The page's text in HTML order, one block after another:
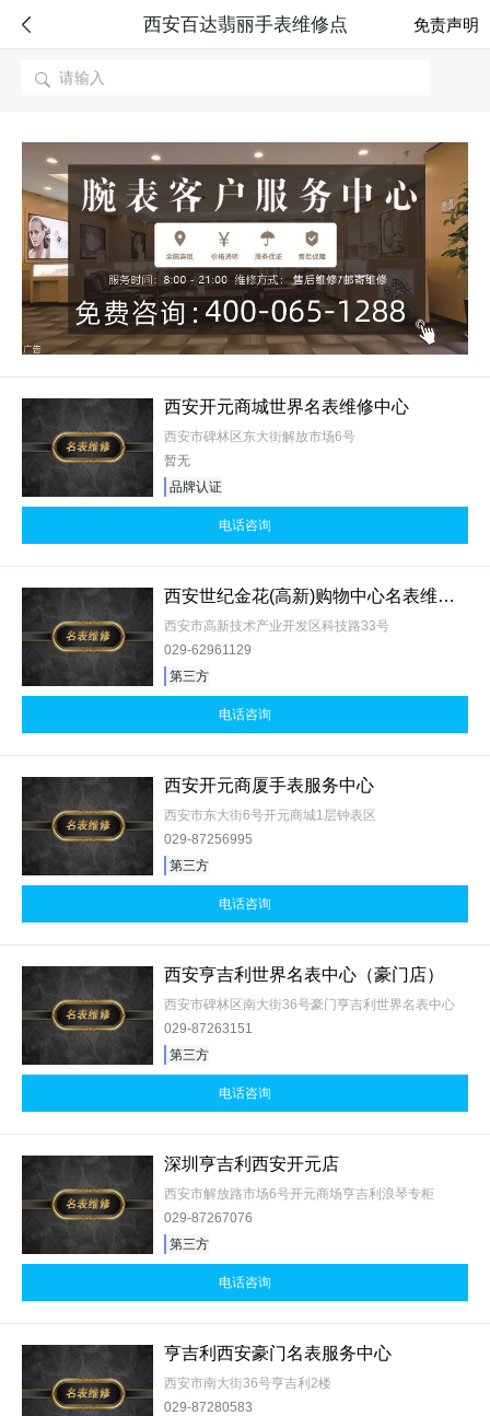
 西安百达翡丽手表维修点 免责声明

西安开元商城世界名表维修中心
西安市碑林区东大街解放市场6号
暂无
品牌认证
电话咨询
西安世纪金花(高新)购物中心名表维修中心
西安市高新技术产业开发区科技路33号
029-62961129
第三方
电话咨询
西安开元商厦手表服务中心
西安市东大街6号开元商城1层钟表区
029-87256995
第三方
电话咨询
西安亨吉利世界名表中心（豪门店）
西安市碑林区南大街36号豪门亨吉利世界名表中心
029-87263151
第三方
电话咨询
深圳亨吉利西安开元店
西安市解放路市场6号开元商场亨吉利浪琴专柜
029-87267076
第三方
电话咨询
亨吉利西安豪门名表服务中心
西安市南大街36号亨吉利2楼
029-87280583